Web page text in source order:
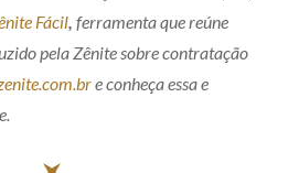
Fácil, ferramenta que reúne
pela Zênite sobre contratação
e conheça essa e